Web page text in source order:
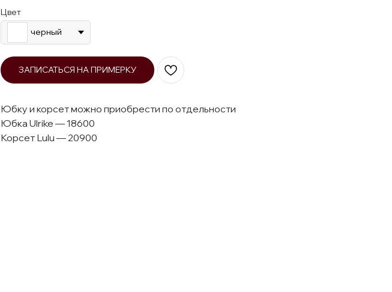
Цвет
черный
ЗАПИСАТЬСЯ НА ПРИМЕРКУ
Юбку и корсет можно приобрести по отдельности
Юбка Ulrike — 18600
Корсет Lulu — 20900